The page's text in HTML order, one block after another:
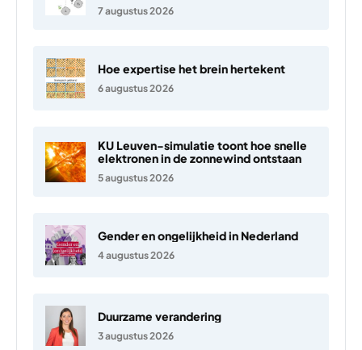
7 augustus 2026
Hoe expertise het brein hertekent
6 augustus 2026
KU Leuven-simulatie toont hoe snelle
elektronen in de zonnewind ontstaan
5 augustus 2026
Gender en ongelijkheid in Nederland
4 augustus 2026
Duurzame verandering
3 augustus 2026